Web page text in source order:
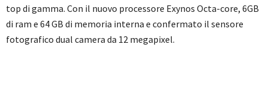
top di gamma. Con il nuovo processore Exynos Octa-core, 6GB
di ram e 64 GB di memoria interna e confermato il sensore
fotografico dual camera da 12 megapixel.